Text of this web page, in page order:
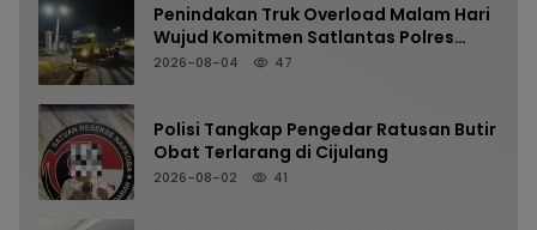
Penindakan Truk Overload Malam Hari
Wujud Komitmen Satlantas Polres
Pangandaran Menjaga Keselamatan
2026-08-04 47
Polisi Tangkap Pengedar Ratusan Butir
Obat Terlarang di Cijulang
2026-08-02 41